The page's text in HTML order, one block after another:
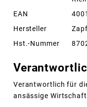
EAN
Hersteller
Zapf
Hst.-Nummer
Verantwortlich für
ansässige